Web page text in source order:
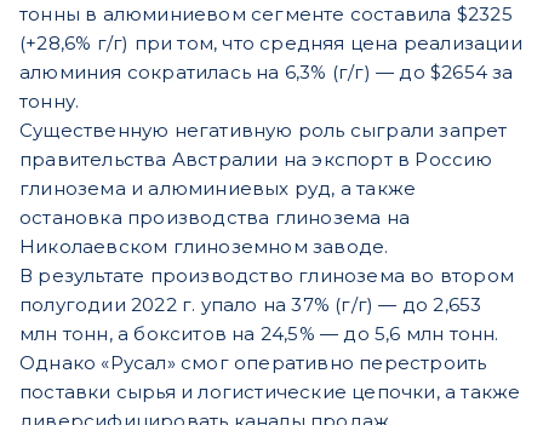
тонны в алюминиевом сегменте составила $2325
(+28,6% г/г) при том, что средняя цена реализации
алюминия сократилась на 6,3% (г/г) — до $2654 за
тонну.
Существенную негативную роль сыграли запрет
правительства Австралии на экспорт в Россию
глинозема и алюминиевых руд, а также
остановка производства глинозема на
Николаевском глиноземном заводе.
В результате производство глинозема во втором
полугодии 2022 г. упало на 37% (г/г) — до 2,653
млн тонн, а бокситов на 24,5% — до 5,6 млн тонн.
Однако «Русал» смог оперативно перестроить
поставки сырья и логистические цепочки, а также